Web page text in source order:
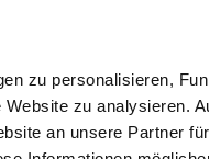
zu personalisieren,
zu analysieren.
an unsere Partner